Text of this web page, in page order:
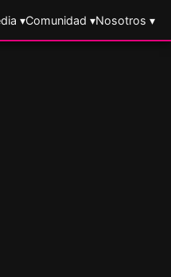
▾Comunidad ▾Nosotros ▾